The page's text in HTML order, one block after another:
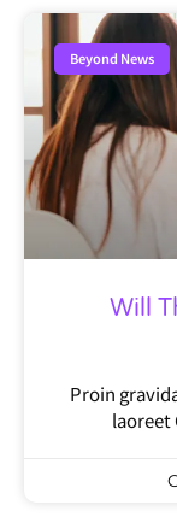
Beyond News
Will
Proin
laoreet